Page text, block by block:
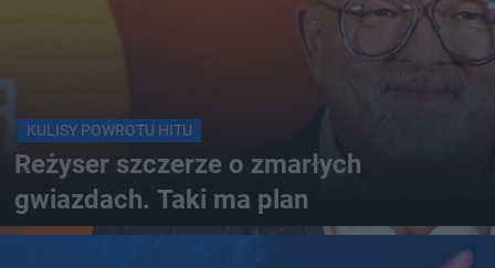
KULISY POWROTU HITU
Reżyser szczerze o zmarłych
gwiazdach. Taki ma plan